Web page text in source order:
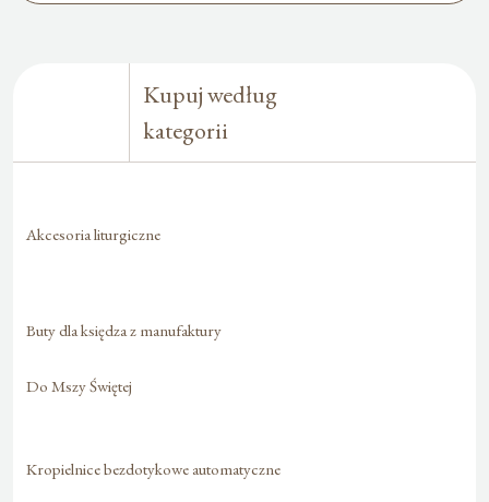
Kupuj według
kategorii
Akcesoria liturgiczne
Buty dla księdza z manufaktury
Do Mszy Świętej
Kropielnice bezdotykowe automatyczne